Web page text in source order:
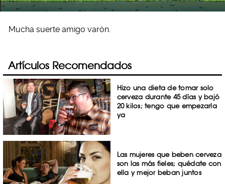
Mucha suerte amigo varón.
Artículos Recomendados
Hizo una dieta de tomar solo
cerveza durante 45 días y bajó
20 kilos; tengo que empezarla
ya
Las mujeres que beben cerveza
son las más fieles; quédate con
ella y mejor beban juntos